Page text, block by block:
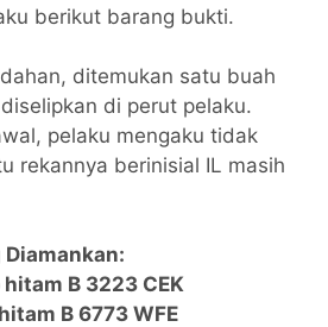
berikut barang bukti.
ditemukan satu buah
di perut pelaku.
pelaku mengaku tidak
rekannya berinisial IL masih
B 3223 CEK
B 6773 WFE